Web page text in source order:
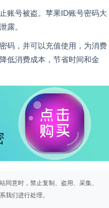
账号被盗。苹果ID账号密码大
露。
码，并可以充值使用，为消费
低消费成本，节省时间和金
同意时，禁止复制、盗用、采集、
我们进行处理。